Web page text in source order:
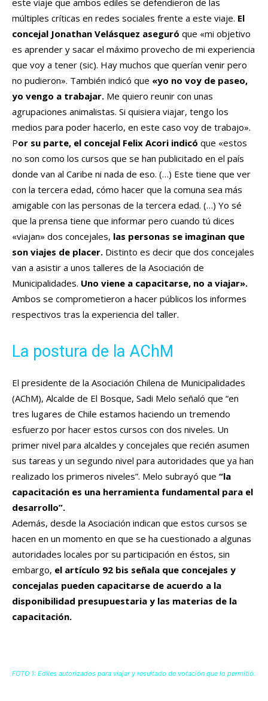
múltiples críticas en redes sociales frente a este viaje. El
concejal Jonathan Velásquez aseguró que «mi objetivo
es aprender y sacar el máximo provecho de mi experiencia
que voy a tener (sic). Hay muchos que querían venir pero
no pudieron». También indicó que «yo no voy de paseo,
yo vengo a trabajar. Me quiero reunir con unas
agrupaciones animalistas. Si quisiera viajar, tengo los
medios para poder hacerlo, en este caso voy de trabajo».
Por su parte, el concejal Felix Acori indicó que «estos
no son como los cursos que se han publicitado en el país
donde van al Caribe ni nada de eso. (…) Este tiene que ver
con la tercera edad, cómo hacer que la comuna sea más
amigable con las personas de la tercera edad. (…) Yo sé
que la prensa tiene que informar pero cuando tú dices
«viajan» dos concejales, las personas se imaginan que
son viajes de placer. Distinto es decir que dos concejales
van a asistir a unos talleres de la Asociación de
Municipalidades. Uno viene a capacitarse, no a viajar».
Ambos se comprometieron a hacer públicos los informes
respectivos tras la experiencia del taller.
La postura de la AChM
El presidente de la Asociación Chilena de Municipalidades
(AChM), Alcalde de El Bosque, Sadi Melo señaló que “en
tres lugares de Chile estamos haciendo un tremendo
esfuerzo por hacer estos cursos con dos niveles. Un
primer nivel para alcaldes y concejales que recién asumen
sus tareas y un segundo nivel para autoridades que ya han
realizado los primeros niveles”. Melo subrayó que “la
capacitación es una herramienta fundamental para el
desarrollo”.
Además, desde la Asociación indican que estos cursos se
hacen en un momento en que se ha cuestionado a algunas
autoridades locales por su participación en éstos, sin
embargo, el artículo 92 bis señala que concejales y
concejalas pueden capacitarse de acuerdo a la
disponibilidad presupuestaria y las materias de la
capacitación.
FOTO 1: Ediles autorizados para viajar y resultado de votación que lo permitió.